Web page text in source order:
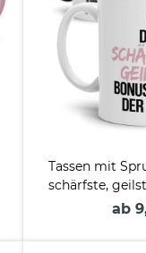
Tassen mit
schärfste,
ab